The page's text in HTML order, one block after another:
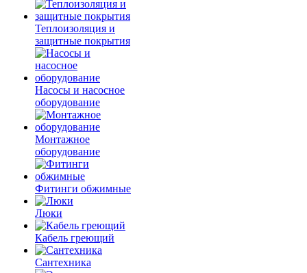
Теплоизоляция и
защитные покрытия
Насосы и насосное
оборудование
Монтажное
оборудование
Фитинги обжимные
Люки
Кабель греющий
Сантехника